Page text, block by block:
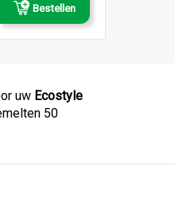
Bestellen
uw Ecostyle
50